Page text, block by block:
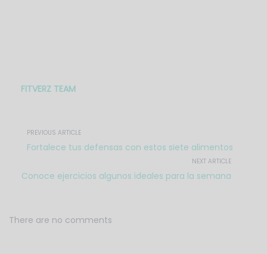
FITVERZ TEAM
PREVIOUS ARTICLE
Fortalece tus defensas con estos siete alimentos
NEXT ARTICLE
Conoce ejercicios algunos ideales para la semana
There are no comments